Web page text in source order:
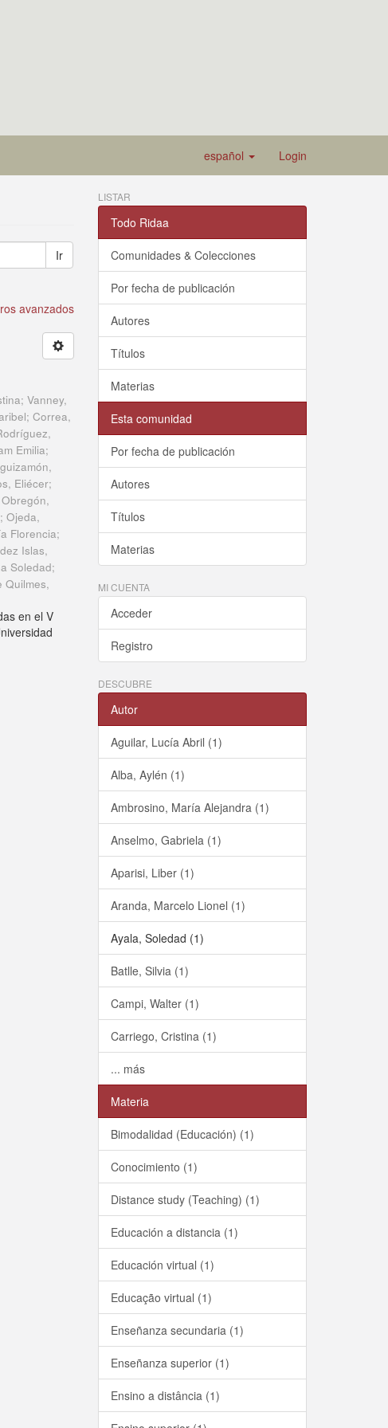
español Login
Ir
avanzados
Vanney,
Correa,
Emilia;
Eliécer;
Ojeda,
Florencia;
Islas,
Soledad;
Quilmes,
en el V
LISTAR
Todo Ridaa
Comunidades & Colecciones
Por fecha de publicación
Autores
Títulos
Materias
Esta comunidad
Por fecha de publicación
Autores
Títulos
Materias
MI CUENTA
Acceder
Registro
DESCUBRE
Autor
Aguilar, Lucía Abril (1)
Alba, Aylén (1)
Ambrosino, María Alejandra (1)
Anselmo, Gabriela (1)
Aparisi, Liber (1)
Aranda, Marcelo Lionel (1)
Ayala, Soledad (1)
Batlle, Silvia (1)
Campi, Walter (1)
Carriego, Cristina (1)
... más
Materia
Bimodalidad (Educación) (1)
Conocimiento (1)
Distance study (Teaching) (1)
Educación a distancia (1)
Educación virtual (1)
Educação virtual (1)
Enseñanza secundaria (1)
Enseñanza superior (1)
Ensino a distância (1)